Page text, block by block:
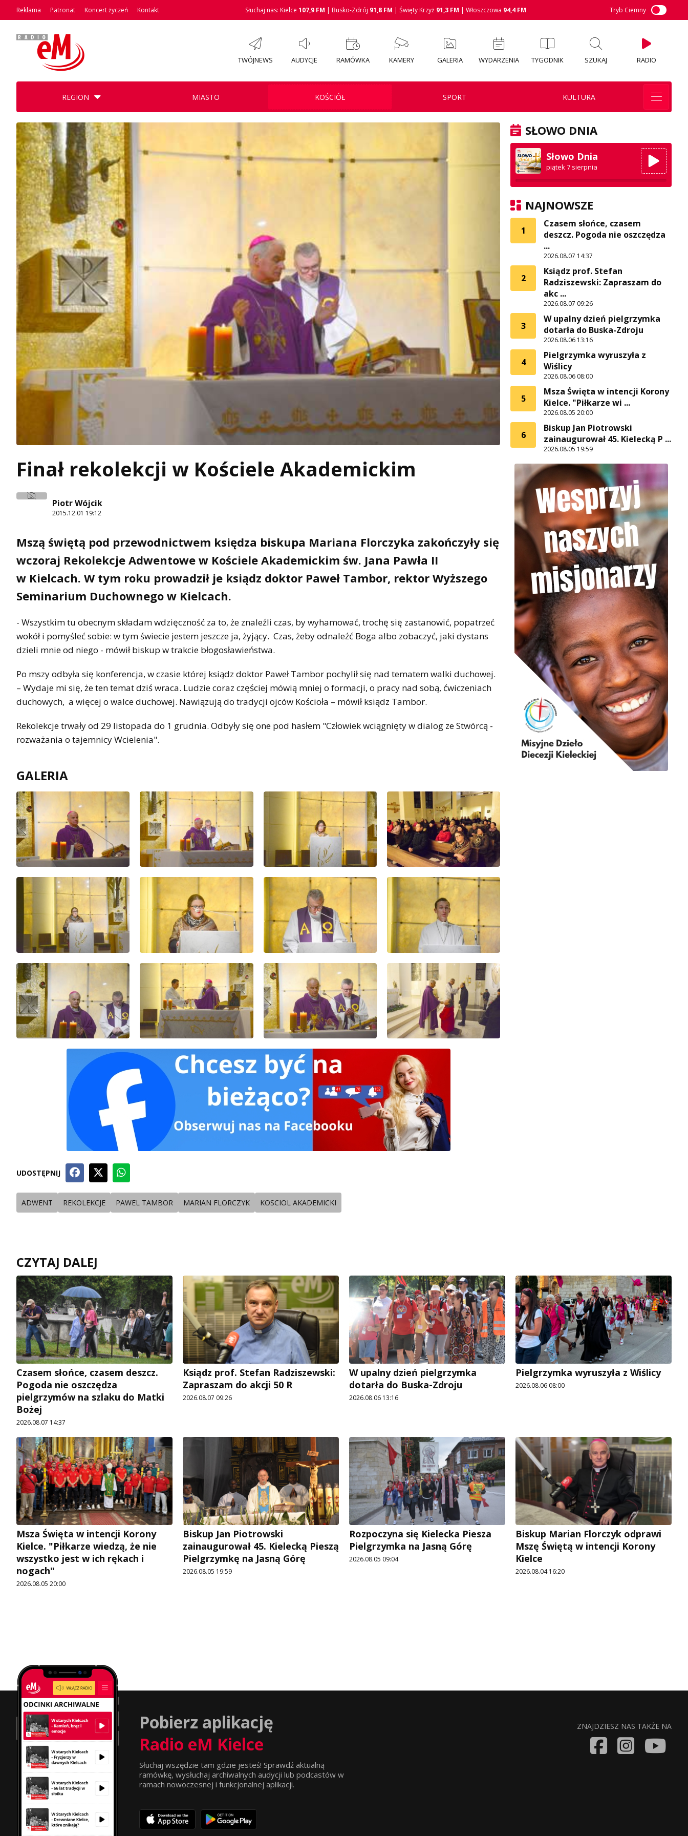
Reklama Patronat Koncert życzeń Kontakt Słuchaj nas: Kielce 107,9 FM | Busko-Zdrój 91,8 FM | Święty Krzyż 91,3 FM | Włoszczowa 94,4 FM Tryb Ciemny
TWÓJNEWS AUDYCJE RAMÓWKA KAMERY GALERIA WYDARZENIA TYGODNIK SZUKAJ RADIO
REGION MIASTO KOŚCIÓŁ SPORT KULTURA
Finał rekolekcji w Kościele Akademickim
Piotr Wójcik
2015.12.01 19:12
Mszą świętą pod przewodnictwem księdza biskupa Mariana Florczyka zakończyły się
wczoraj Rekolekcje Adwentowe w Kościele Akademickim św. Jana Pawła II
w Kielcach. W tym roku prowadził je ksiądz doktor Paweł Tambor, rektor Wyższego
Seminarium Duchownego w Kielcach.
- Wszystkim tu obecnym składam wdzięczność za to, że znaleźli czas, by wyhamować, trochę się zastanowić, popatrzeć
wokół i pomyśleć sobie: w tym świecie jestem jeszcze ja, żyjący. Czas, żeby odnaleźć Boga albo zobaczyć, jaki dystans
dzieli mnie od niego - mówił biskup w trakcie błogosławieństwa.
Po mszy odbyła się konferencja, w czasie której ksiądz doktor Paweł Tambor pochylił się nad tematem walki duchowej.
– Wydaje mi się, że ten temat dziś wraca. Ludzie coraz częściej mówią mniej o formacji, o pracy nad sobą, ćwiczeniach
duchowych, a więcej o walce duchowej. Nawiązują do tradycji ojców Kościoła – mówił ksiądz Tambor.
Rekolekcje trwały od 29 listopada do 1 grudnia. Odbyły się one pod hasłem "Człowiek wciągnięty w dialog ze Stwórcą -
rozważania o tajemnicy Wcielenia".
GALERIA
UDOSTĘPNIJ
ADWENT REKOLEKCJE PAWEL TAMBOR MARIAN FLORCZYK KOSCIOL AKADEMICKI
SŁOWO DNIA
Słowo Dnia
piątek 7 sierpnia
NAJNOWSZE
1
Czasem słońce, czasem
deszcz. Pogoda nie oszczędza
...
2026.08.07 14:37
2
Ksiądz prof. Stefan
Radziszewski: Zapraszam do
akc ...
2026.08.07 09:26
3
W upalny dzień pielgrzymka
dotarła do Buska-Zdroju
2026.08.06 13:16
4
Pielgrzymka wyruszyła z
Wiślicy
2026.08.06 08:00
5
Msza Święta w intencji Korony
Kielce. "Piłkarze wi ...
2026.08.05 20:00
6
Biskup Jan Piotrowski
zainaugurował 45. Kielecką P ...
2026.08.05 19:59
CZYTAJ DALEJ
Czasem słońce, czasem deszcz.
Pogoda nie oszczędza
pielgrzymów na szlaku do Matki
Bożej
2026.08.07 14:37
Ksiądz prof. Stefan Radziszewski:
Zapraszam do akcji 50 R
2026.08.07 09:26
W upalny dzień pielgrzymka
dotarła do Buska-Zdroju
2026.08.06 13:16
Pielgrzymka wyruszyła z Wiślicy
2026.08.06 08:00
Msza Święta w intencji Korony
Kielce. "Piłkarze wiedzą, że nie
wszystko jest w ich rękach i
nogach"
2026.08.05 20:00
Biskup Jan Piotrowski
zainaugurował 45. Kielecką Pieszą
Pielgrzymkę na Jasną Górę
2026.08.05 19:59
Rozpoczyna się Kielecka Piesza
Pielgrzymka na Jasną Górę
2026.08.05 09:04
Biskup Marian Florczyk odprawi
Mszę Świętą w intencji Korony
Kielce
2026.08.04 16:20
Pobierz aplikację
Radio eM Kielce
Słuchaj wszędzie tam gdzie jesteś! Sprawdź aktualną
ramówkę, wysłuchaj archiwalnych audycji lub podcastów w
ramach nowoczesnej i funkcjonalnej aplikacji.
ZNAJDZIESZ NAS TAKŻE NA